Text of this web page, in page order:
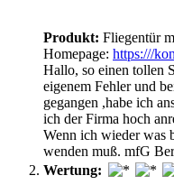
Produkt: Fliegentür
Homepage: https:///
Hallo, so einen tollen
eigenem Fehler und
gegangen ,habe ich
ich der Firma hoch
Wenn ich wieder was
wenden muß. mfG
Wertung: